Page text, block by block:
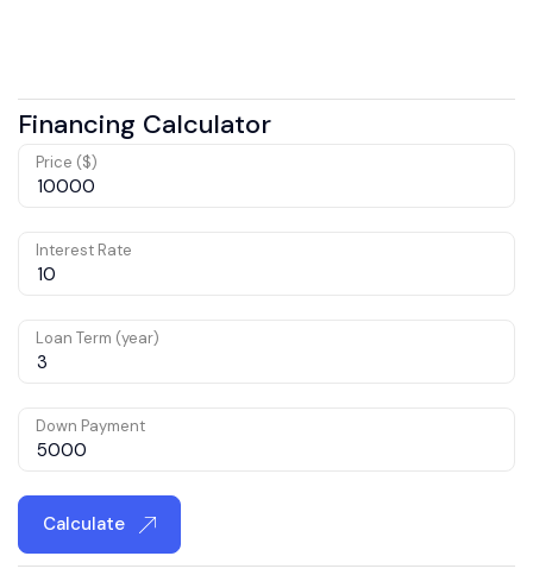
Financing Calculator
Price ($)
Interest Rate
Loan Term (year)
Down Payment
Calculate